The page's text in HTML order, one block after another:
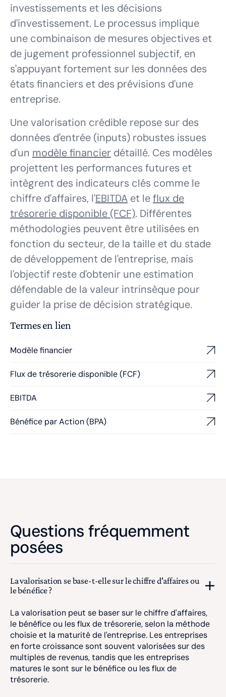
investissements et les décisions
d'investissement. Le processus implique
une combinaison de mesures objectives et
de jugement professionnel subjectif, en
s'appuyant fortement sur les données des
états financiers et des prévisions d'une
entreprise.
Une valorisation crédible repose sur des
données d'entrée (inputs) robustes issues
d'un modèle financier détaillé. Ces modèles
projettent les performances futures et
intègrent des indicateurs clés comme le
chiffre d'affaires, l'EBITDA et leflux de
trésorerie disponible (FCF). Différentes
méthodologies peuvent être utilisées en
fonction du secteur, de la taille et du stade
de développement de l'entreprise, mais
l'objectif reste d'obtenir une estimation
défendable de la valeur intrinsèque pour
guider la prise de décision stratégique.
Termes en lien
Modèle financier
Flux de trésorerie disponible (FCF)
EBITDA
Bénéfice par Action (BPA)
Questions fréquemment
posées
La valorisation se base-t-elle sur le chiffre d'affaires ou
le bénéfice ?
La valorisation peut se baser sur le chiffre d'affaires,
le bénéfice ou les flux de trésorerie, selon la méthode
choisie et la maturité de l'entreprise. Les entreprises
en forte croissance sont souvent valorisées sur des
multiples de revenus, tandis que les entreprises
matures le sont sur le bénéfice ou les flux de
trésorerie.